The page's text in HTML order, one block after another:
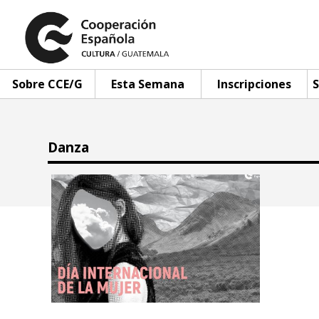
Sobre CCE/G Esta Semana Inscripciones
Danza